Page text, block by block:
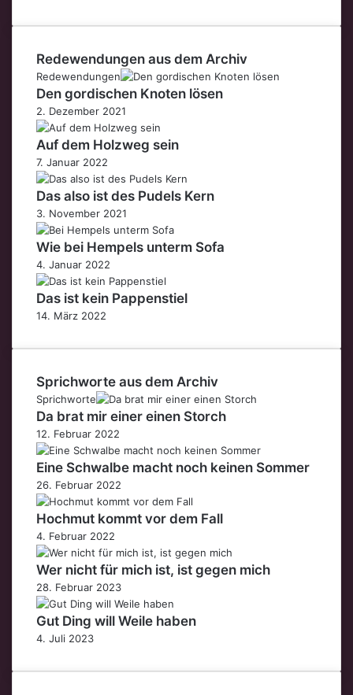
Redewendungen aus dem Archiv
Redewendungen
Den gordischen Knoten lösen
2. Dezember 2021
Auf dem Holzweg sein
7. Januar 2022
Das also ist des Pudels Kern
3. November 2021
Wie bei Hempels unterm Sofa
4. Januar 2022
Das ist kein Pappenstiel
14. März 2022
Sprichworte aus dem Archiv
Sprichworte
Da brat mir einer einen Storch
12. Februar 2022
Eine Schwalbe macht noch keinen Sommer
26. Februar 2022
Hochmut kommt vor dem Fall
4. Februar 2022
Wer nicht für mich ist, ist gegen mich
28. Februar 2023
Gut Ding will Weile haben
4. Juli 2023